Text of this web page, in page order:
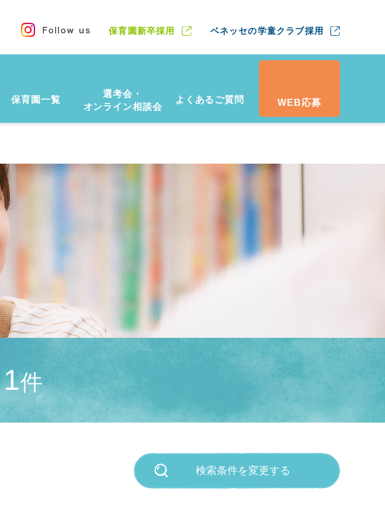
保育園新卒採用 ベネッセの学童クラブ採用
保育園一覧
選考会・
オンライン相談会
よくあるご質問 WEB応募
1件
検索条件を変更する